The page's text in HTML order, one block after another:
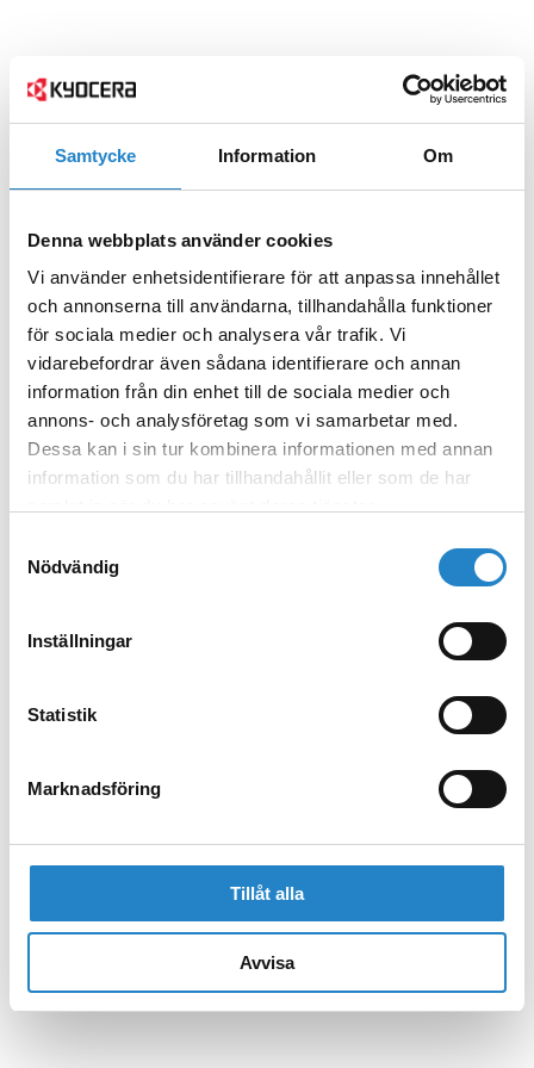
Samtycke Information Om
Denna webbplats använder cookies
Vi använder enhetsidentifierare för att anpassa innehållet
och annonserna till användarna, tillhandahålla funktioner
för sociala medier och analysera vår trafik. Vi
vidarebefordrar även sådana identifierare och annan
information från din enhet till de sociala medier och
annons- och analysföretag som vi samarbetar med.
Dessa kan i sin tur kombinera informationen med annan
information som du har tillhandahållit eller som de har
Nödvändig
Inställningar
Statistik
Marknadsföring
Tillåt alla
Avvisa